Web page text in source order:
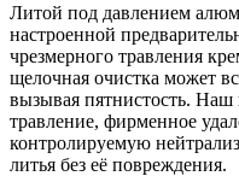
Литой под давлением
настроенной
чрезмерного травления
щелочная очистка может
вызывая пятнистость. Наш
травление, фирменное
контролируемую
литья без её повреждения.